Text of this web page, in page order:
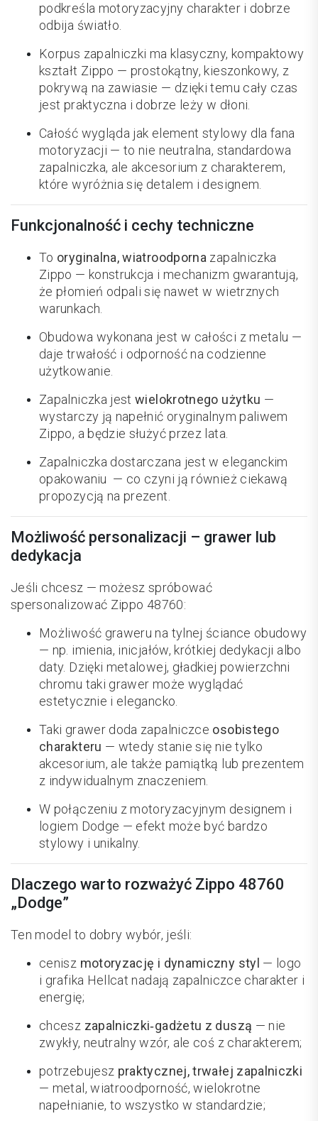
podkreśla motoryzacyjny charakter i dobrze
odbija światło.
Korpus zapalniczki ma klasyczny, kompaktowy
kształt Zippo — prostokątny, kieszonkowy, z
pokrywą na zawiasie — dzięki temu cały czas
jest praktyczna i dobrze leży w dłoni.
Całość wygląda jak element stylowy dla fana
motoryzacji — to nie neutralna, standardowa
zapalniczka, ale akcesorium z charakterem,
które wyróżnia się detalem i designem.
Funkcjonalność i cechy techniczne
To oryginalna, wiatroodporna zapalniczka
Zippo — konstrukcja i mechanizm gwarantują,
że płomień odpali się nawet w wietrznych
warunkach.
Obudowa wykonana jest w całości z metalu —
daje trwałość i odporność na codzienne
użytkowanie.
Zapalniczka jestwielokrotnego użytku —
wystarczy ją napełnić oryginalnym paliwem
Zippo, a będzie służyć przez lata.
Zapalniczka dostarczana jest w eleganckim
opakowaniu — co czyni ją również ciekawą
propozycją na prezent.
Możliwość personalizacji – grawer lub
dedykacja
Jeśli chcesz — możesz spróbować
spersonalizować Zippo 48760:
Możliwość graweru na tylnej ściance obudowy
— np. imienia, inicjałów, krótkiej dedykacji albo
daty. Dzięki metalowej, gładkiej powierzchni
chromu taki grawer może wyglądać
estetycznie i elegancko.
Taki grawer doda zapalniczce osobistego
charakteru — wtedy stanie się nie tylko
akcesorium, ale także pamiątką lub prezentem
z indywidualnym znaczeniem.
W połączeniu z motoryzacyjnym designem i
logiem Dodge — efekt może być bardzo
stylowy i unikalny.
Dlaczego warto rozważyć Zippo 48760
„Dodge”
Ten model to dobry wybór, jeśli:
cenisz motoryzację i dynamiczny styl — logo
i grafika Hellcat nadają zapalniczce charakter i
energię;
chcesz zapalniczki‑gadżetu z duszą — nie
zwykły, neutralny wzór, ale coś z charakterem;
potrzebujesz praktycznej, trwałej zapalniczki
— metal, wiatroodporność, wielokrotne
napełnianie, to wszystko w standardzie;